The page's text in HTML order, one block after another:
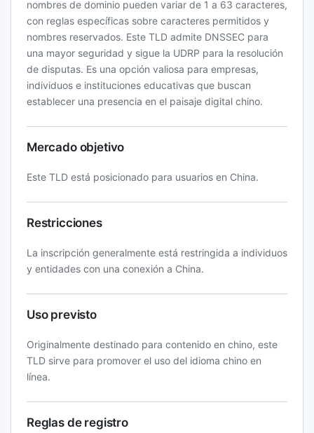
nombres de dominio pueden variar de 1 a 63 caracteres,
con reglas específicas sobre caracteres permitidos y
nombres reservados. Este TLD admite DNSSEC para
una mayor seguridad y sigue la UDRP para la resolución
de disputas. Es una opción valiosa para empresas,
individuos e instituciones educativas que buscan
establecer una presencia en el paisaje digital chino.
Mercado objetivo
Este TLD está posicionado para usuarios en China.
Restricciones
La inscripción generalmente está restringida a individuos
y entidades con una conexión a China.
Uso previsto
Originalmente destinado para contenido en chino, este
TLD sirve para promover el uso del idioma chino en
línea.
Reglas de registro